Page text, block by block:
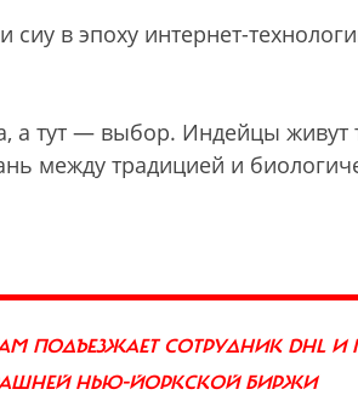
сиу в эпоху интернет-
а тут — выбор. Индейцы живут
между традицией и
СОТРУДНИК DHL И
НЬЮ-ЙОРКСКОЙ БИРЖИ